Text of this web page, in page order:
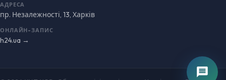
АДРЕСА
пр. Незалежності, 13, Харків
ОНЛАЙН-ЗАПИС
h24.ua →